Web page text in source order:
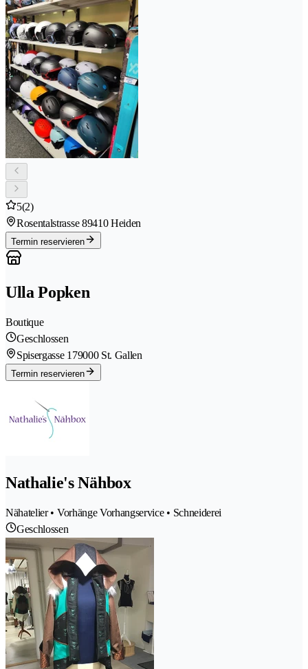
5(2)
Rosentalstrasse 89410 Heiden
Termin reservieren
Ulla Popken
Boutique
Geschlossen
Spisergasse 179000 St. Gallen
Termin reservieren
Nathalie's Nähbox
Nähatelier • Vorhänge Vorhangservice • Schneiderei
Geschlossen